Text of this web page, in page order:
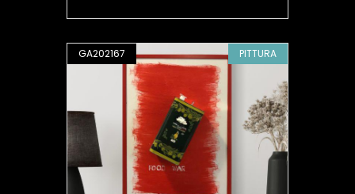
GA202167 PITTURA